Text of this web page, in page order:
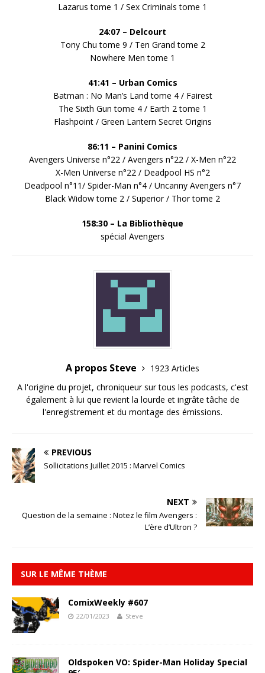
Lazarus tome 1 / Sex Criminals tome 1
24:07 – Delcourt
Tony Chu tome 9 / Ten Grand tome 2
Nowhere Men tome 1
41:41 – Urban Comics
Batman : No Man’s Land tome 4 / Fairest
The Sixth Gun tome 4 / Earth 2 tome 1
Flashpoint / Green Lantern Secret Origins
86:11 – Panini Comics
Avengers Universe n°22 / Avengers n°22 / X-Men n°22
X-Men Universe n°22 / Deadpool HS n°2
Deadpool n°11/ Spider-Man n°4 / Uncanny Avengers n°7
Black Widow tome 2 / Superior / Thor tome 2
158:30 – La Bibliothèque
spécial Avengers
A propos Steve
1923 Articles
A l'origine du projet, chroniqueur sur tous les podcasts, c'est
également à lui que revient la lourde et ingrâte tâche de
l'enregistrement et du montage des émissions.
PREVIOUS
Sollicitations Juillet 2015 : Marvel Comics
NEXT
Question de la semaine : Notez le film Avengers :
L’ère d’Ultron ?
SUR LE MÊME THÈME
ComixWeekly #607
22/01/2023 Steve
Oldspoken VO: Spider-Man Holiday Special